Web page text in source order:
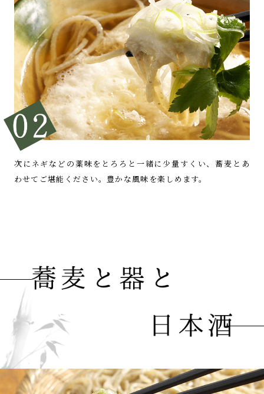
次にネギなどの薬味を とろろと一緒に少量すくい、蕎麦とあ
わせてご堪能ください。 豊かな風味を楽しめます。